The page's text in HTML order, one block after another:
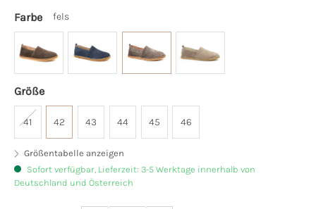
Farbe fels
Größe
41 42 43 44 45 46
Größentabelle anzeigen
Sofort verfügbar, Lieferzeit: 3-5 Werktage innerhalb von
Deutschland und Österreich